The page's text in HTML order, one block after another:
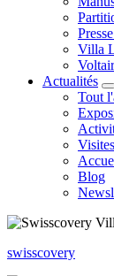
Villa
Actualités
Tout
Visites
Blog
swisscovery